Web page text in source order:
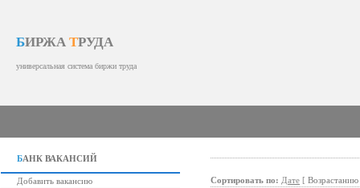
БИРЖА ТРУДА
универсальная система биржи труда
БАНК ВАКАНСИЙ
Добавить вакансию
Сортировать по: Дате [ Возрастанию